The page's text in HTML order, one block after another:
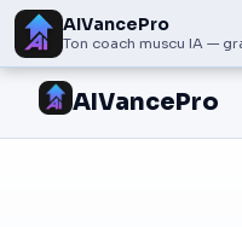
AIVancePro
Ton coach muscu IA —
AIVancePro